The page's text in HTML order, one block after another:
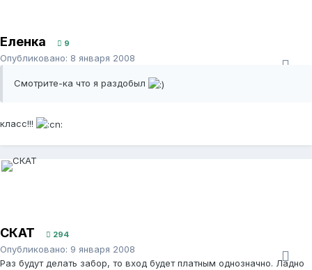
Еленка 9
Опубликовано: 8 января 2008
Смотрите-ка что я раздобыл
класс!!!
СКАТ 294
Опубликовано: 9 января 2008
Раз будут делать забор, то вход будет платным однозначно. Ладно